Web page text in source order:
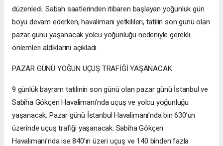
düzenledi. Sabah saatlerinden itibaren başlayan yoğunluk gün
boyu devam ederken, havalimanı yetkilileri, tatilin son günü olan
pazar günü yaşanacak yolcu yoğunluğu nedeniyle gerekli
önlemleri aldıklarını açıkladı.
PAZAR GÜNÜ YOĞUN UÇUŞ TRAFİĞİ YAŞANACAK
9 günlük bayram tatilinin son günü olan pazar günü İstanbul ve
Sabiha Gökçen Havalimanı’nda uçuş ve yolcu yoğunluğu
yaşanacak. Pazar günü İstanbul Havalimanı’nda bin 630’un
üzerinde uçuş trafiği yaşanacak. Sabiha Gökçen
Havalimanı’nda ise 840’ın üzeri uçuş ve 140 binden fazla